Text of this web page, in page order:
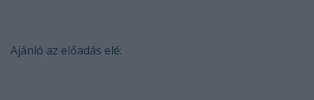
Ajánló az előadás elé: